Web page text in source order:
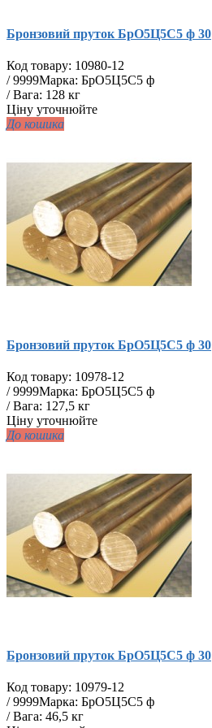
Бронзовий пруток БрО5Ц5С5 ф 30
Код товару: 10980-12
/9999Марка: БрО5Ц5С5 ф
/ Вага: 128 кг
Ціну уточнюйте
До кошика
Бронзовий пруток БрО5Ц5С5 ф 30
Код товару: 10978-12
/9999Марка: БрО5Ц5С5 ф
/ Вага: 127,5 кг
Ціну уточнюйте
До кошика
Бронзовий пруток БрО5Ц5С5 ф 30
Код товару: 10979-12
/9999Марка: БрО5Ц5С5 ф
/ Вага: 46,5 кг